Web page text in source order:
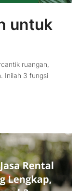
untuk
ruangan,
Inilah 3 fungsi